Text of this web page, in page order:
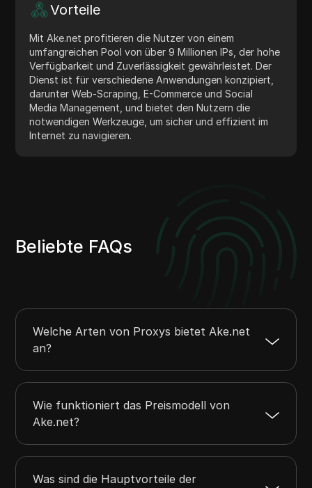
Vorteile
Mit Ake.net profitieren die Nutzer von einem
umfangreichen Pool von über 9 Millionen IPs, der hohe
Verfügbarkeit und Zuverlässigkeit gewährleistet. Der
Dienst ist für verschiedene Anwendungen konzipiert,
darunter Web-Scraping, E-Commerce und Social
Media Management, und bietet den Nutzern die
notwendigen Werkzeuge, um sicher und effizient im
Internet zu navigieren.
Beliebte FAQs
Welche Arten von Proxys bietet Ake.net
an?
Wie funktioniert das Preismodell von
Ake.net?
Was sind die Hauptvorteile der